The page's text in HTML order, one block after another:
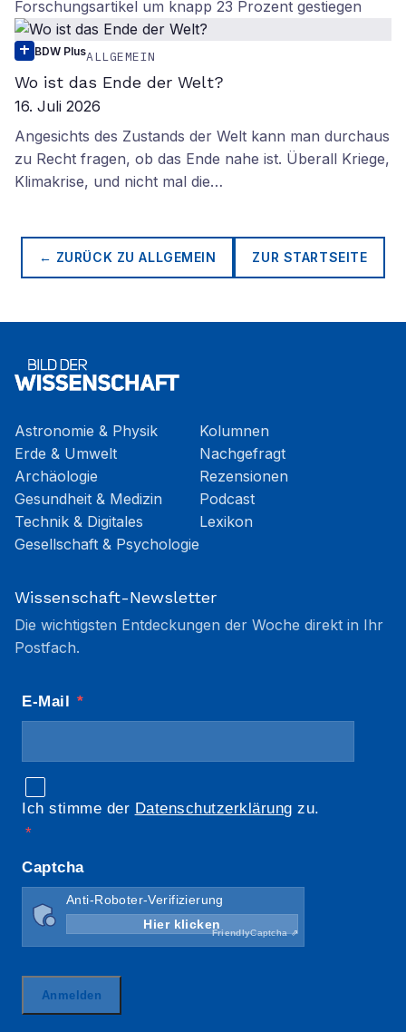
Forschungsartikel um knapp 23 Prozent gestiegen
BDW PlusALLGEMEIN
Wo ist das Ende der Welt?
16. Juli 2026
Angesichts des Zustands der Welt kann man durchaus
zu Recht fragen, ob das Ende nahe ist. Überall Kriege,
Klimakrise, und nicht mal die…
← ZURÜCK ZUALLGEMEIN ZUR STARTSEITE
Astronomie & Physik
Erde & Umwelt
Archäologie
Gesundheit & Medizin
Technik & Digitales
Gesellschaft & Psychologie
Kolumnen
Nachgefragt
Rezensionen
Podcast
Lexikon
Wissenschaft-Newsletter
Die wichtigsten Entdeckungen der Woche direkt in Ihr
Postfach.